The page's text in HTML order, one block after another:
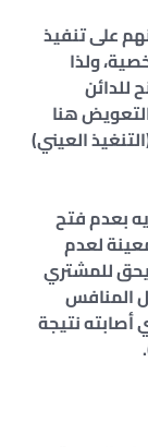
على تنفيذ
ولذا
للدائن
هنا
العيني)
بعدم فتح
لعدم
يحق للمشتري
المنافس
أصابته نتيجة